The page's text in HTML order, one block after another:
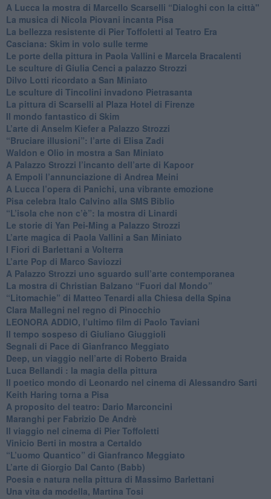
A Lucca la mostra di Marcello Scarselli “Dialoghi con la città"
​La musica di Nicola Piovani incanta Pisa
​La bellezza resistente di Pier Toffoletti al Teatro Era
​Casciana: Skim in volo sulle terme
​Le porte della pittura in Paola Vallini e Marcela Bracalenti
​Le sculture di Giulia Cenci a palazzo Strozzi
​Dilvo Lotti ricordato a San Miniato
​Le sculture di Tincolini invadono Pietrasanta
La pittura di Scarselli al Plaza Hotel di Firenze
​Il mondo fantastico di Skim
​L’arte di Anselm Kiefer a Palazzo Strozzi
​“Bruciare illusioni”: l’arte di Elisa Zadi
​Waldon e Olio in mostra a San Miniato
​A Palazzo Strozzi l’incanto dell’arte di Kapoor
​A Empoli l’annunciazione di Andrea Meini
A Lucca l’opera di Panichi, una vibrante emozione
Pisa celebra Italo Calvino alla SMS Biblio
“L’isola che non c’è”: la mostra di Linardi
​Le storie di Yan Pei-Ming a Palazzo Strozzi
​L’arte magica di Paola Vallini a San Miniato
​I Fiori di Barlettani a Volterra
​L’arte Pop di Marco Saviozzi
​A Palazzo Strozzi uno sguardo sull’arte contemporanea
La mostra di Christian Balzano “Fuori dal Mondo”
​“Litomachie” di Matteo Tenardi alla Chiesa della Spina
​Clara Mallegni nel regno di Pinocchio
​LEONORA ADDIO, l’ultimo film di Paolo Taviani
Il tempo sospeso di Giuliano Giuggioli
Segnali di Pace di Gianfranco Meggiato
​Deep, un viaggio nell’arte di Roberto Braida
​Luca Bellandi : la magia della pittura
​Il poetico mondo di Leonardo nel cinema di Alessandro Sarti
​Keith Haring torna a Pisa
​A proposito del teatro: Dario Marconcini
Maranghi per Fabrizio De Andrè
​Il viaggio nel cinema di Pier Toffoletti
Vinicio Berti in mostra a Certaldo
“L’uomo Quantico” di Gianfranco Meggiato
​L’arte di Giorgio Dal Canto (Babb)
Poesia e natura nella pittura di Massimo Barlettani
Una vita da modella, Martina Tosi